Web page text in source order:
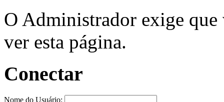
O Administrador exige que
ver esta página.
Conectar
Nome do Usuário: